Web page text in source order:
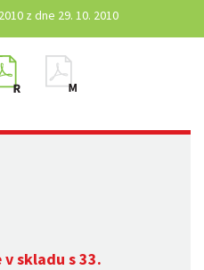
z dne 29. 10. 2010
skladu s 33.